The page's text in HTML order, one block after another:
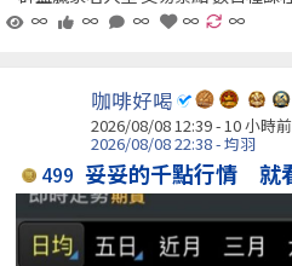
∞
∞ ∞ ∞ ∞
咖啡好喝
2026/08/08 12:39 -10 小時前
2026/08/08 22:38 - 均羽
499 妥妥的千點行情 就